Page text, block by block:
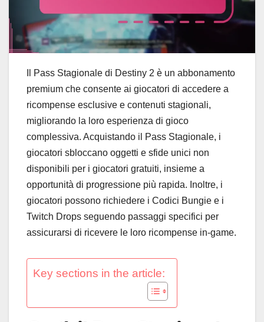
Il Pass Stagionale di Destiny 2 è un abbonamento
premium che consente ai giocatori di accedere a
ricompense esclusive e contenuti stagionali,
migliorando la loro esperienza di gioco
complessiva. Acquistando il Pass Stagionale, i
giocatori sbloccano oggetti e sfide unici non
disponibili per i giocatori gratuiti, insieme a
opportunità di progressione più rapida. Inoltre, i
giocatori possono richiedere i Codici Bungie e i
Twitch Drops seguendo passaggi specifici per
assicurarsi di ricevere le loro ricompense in-game.
Key sections in the article: